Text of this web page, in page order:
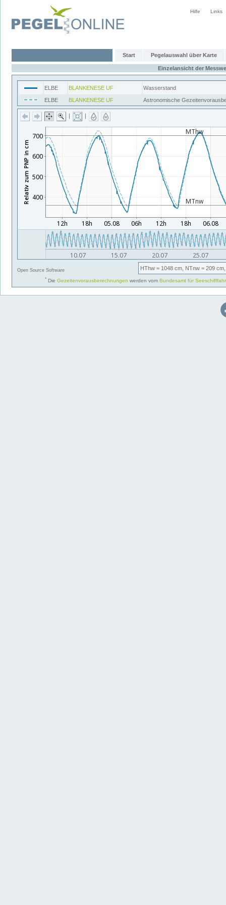
Hilfe Links
Start Pegelauswahl über Karte
Einzelansicht der
ELBE BLANKENESE UF
Wasserstand
ELBE
BLANKENESE UF Astronomische
| |
Open Source Software HThw = 1048 cm, NTnw = 209 cm,
* Die Gezeitenvorausberechnungen werden vom Bundesamt für